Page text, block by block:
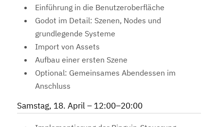
Einführung in die Benutzeroberfläche
Godot im Detail: Szenen, Nodes und
grundlegende Systeme
Import von Assets
Aufbau einer ersten Szene
Optional: Gemeinsames Abendessen im
Anschluss
Samstag, 18. April – 12:00–20:00